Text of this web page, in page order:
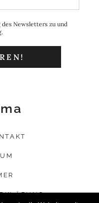
Newsletters zu und
.